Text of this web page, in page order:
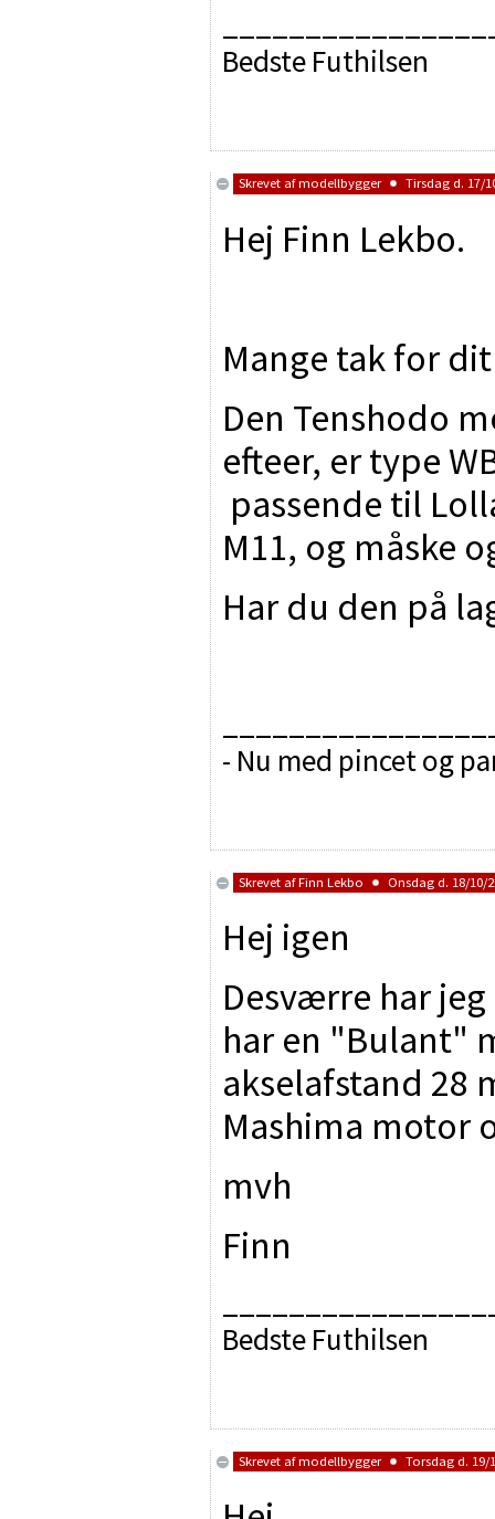
Bedste Futhilsen
Skrevet afmodellbygger Tirsdag d. 17/
Hej Finn Lekbo.
Mange tak for
Den Tenshodo
efteer, er type
passende til
M11, og måske
Har du den på
- Nu med pincet og
Skrevet afFinn Lekbo Onsdag d. 18/10/
Hej igen
Desværre har
har en "Bulant"
akselafstand 28
Mashima motor
mvh
Finn
Bedste Futhilsen
Skrevet afmodellbygger Torsdag d. 19/